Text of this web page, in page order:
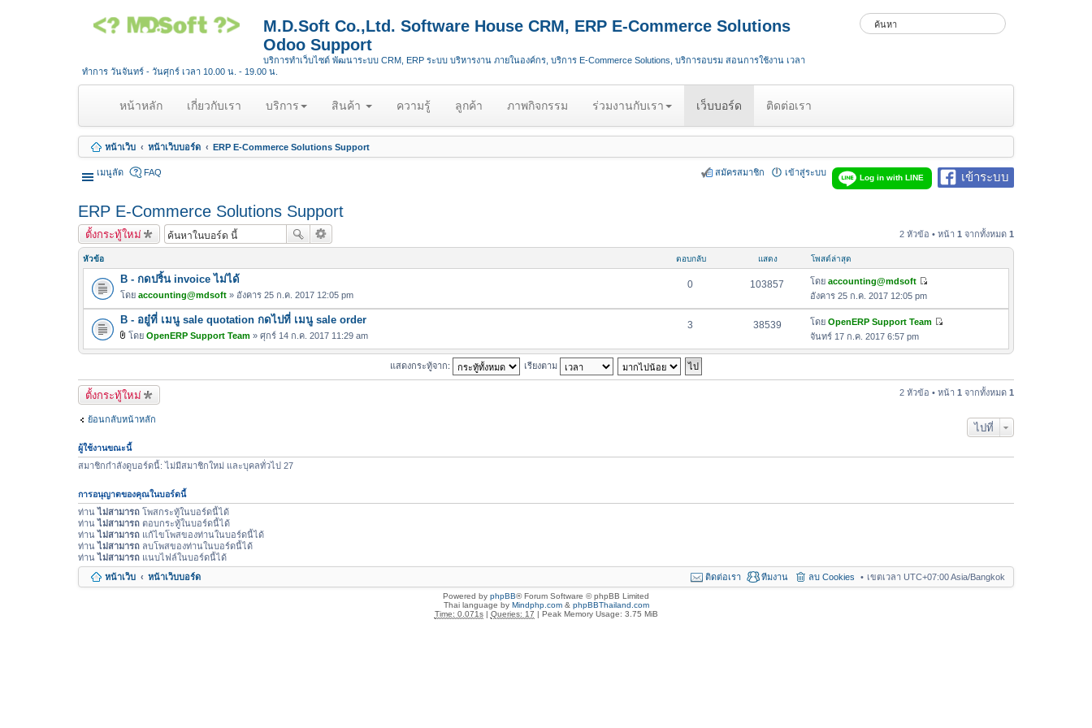
M.D.Soft Co.,Ltd. Software House CRM, ERP E-Commerce Solutions
Odoo Support
บริการทำเว็บไซต์ พัฒนาระบบ CRM, ERP ระบบ บริหารงาน ภายในองค์กร, บริการ E-Commerce Solutions, บริการอบรม สอนการใช้งาน เวลา
ทำการ วันจันทร์ - วันศุกร์ เวลา 10.00 น. - 19.00 น.
หน้าหลัก(
u
r
t
เกี่ยวกับเรา บริการ สินค้า ความรู้ ลูกค้า ภาพกิจกรรม ร่วมงานกับเรา เว็บบอร์ด ติดต่อเรา
หน้าเว็บ หน้าเว็บบอร์ด ERP E-Commerce Solutions Support
เมนูลัด เข้าระบบ
Log in with LINE
FAQ เข้าสู่ระบบ
สมัครสมาชิก
ERP E-Commerce Solutions Support
ตั้งกระทู้ใหม่ 2 หัวข้อ • หน้า 1 จากทั้งหมด 1
หัวข้อ ตอบกลับ แสดง โพสต์ล่าสุด
B - กดปริ้น invoice ไม่ได้
โดย accounting@mdsoft » อังคาร 25 ก.ค. 2017 12:05 pm
0 103857 โดย accounting@mdsoft
ข้
อ
ว
ม
ล่
อังคาร 25 ก.ค. 2017 12:05 pm
B - อยู๋ที่ เมนู sale quotation กดไปที่ เมนู sale order
แ
น
บ
โดย OpenERP Support Team » ศุกร์ 14 ก.ค. 2017 11:29 am
3 38539 โดย OpenERP Support Team
ข้
ว
จันทร์ 17 ก.ค. 2017 6:57 pm
แสดงกระทู้จาก: เรียงตาม
ตั้งกระทู้ใหม่ 2 หัวข้อ • หน้า 1 จากทั้งหมด 1
ย้อนกลับหน้าหลัก
ไปที่
ผู้ใช้งานขณะนี้
สมาชิกกำลังดูบอร์ดนี้: ไม่มีสมาชิกใหม่ และบุคลทั่วไป 27
การอนุญาตของคุณในบอร์ดนี้
ท่านไม่สามารถ โพสกระทู้ในบอร์ดนี้ได้
ท่านไม่สามารถ ตอบกระทู้ในบอร์ดนี้ได้
ท่านไม่สามารถ แก้ไขโพสของท่านในบอร์ดนี้ได้
ท่านไม่สามารถ ลบโพสของท่านในบอร์ดนี้ได้
ท่านไม่สามารถ แนบไฟล์ในบอร์ดนี้ได้
หน้าเว็บ
หน้าเว็บบอร์ด เขตเวลา UTC+07:00 Asia/Bangkok
ลบ Cookies
ทีมงาน
ติดต่อเรา
Powered by phpBB® Forum Software © phpBB Limited
Thai language by Mindphp.com& phpBBThailand.com
Time: 0.071s| Queries: 17 | Peak Memory Usage: 3.75 MiB